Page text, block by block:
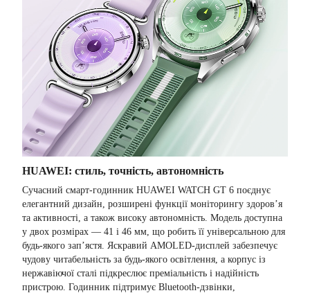
HUAWEI: стиль, точність, автономність
Сучасний смарт-годинник HUAWEI WATCH GT 6 поєднує
елегантний дизайн, розширені функції моніторингу здоров’я
та активності, а також високу автономність. Модель доступна
у двох розмірах — 41 і 46 мм, що робить її універсальною для
будь-якого зап’ястя. Яскравий AMOLED-дисплей забезпечує
чудову читабельність за будь-якого освітлення, а корпус із
нержавіючої сталі підкреслює преміальність і надійність
пристрою. Годинник підтримує Bluetooth-дзвінки,